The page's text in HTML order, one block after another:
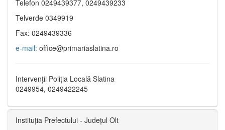
Telefon 0249439377, 0249439233
Telverde 0349919
Fax: 0249439336
e-mail: office@primariaslatina.ro
Intervenții Poliția Locală Slatina
0249954, 0249422245
Instituția Prefectului - Județul Olt